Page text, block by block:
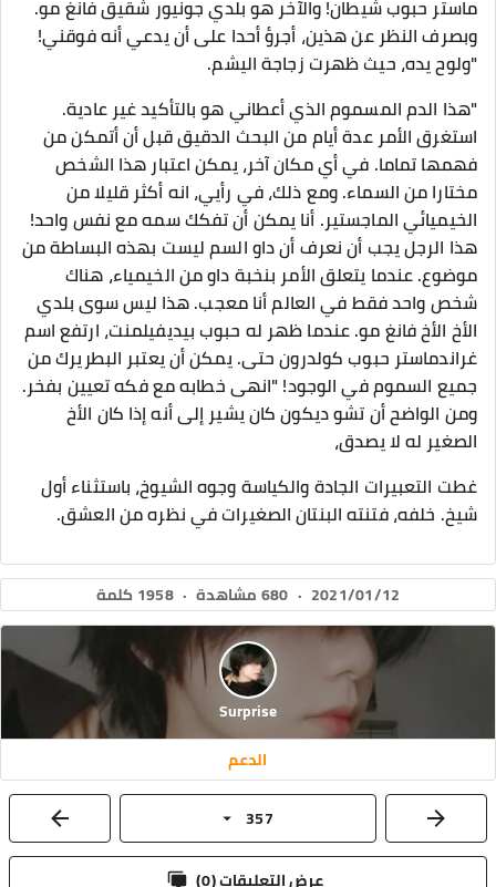
ماستر حبوب شيطان! والآخر هو بلدي جونيور شقيق فانغ مو.
وبصرف النظر عن هذين، أجرؤ أحدا على أن يدعي أنه فوقني!
"ولوح يده، حيث ظهرت زجاجة اليشم.
"هذا الدم المسموم الذي أعطاني هو بالتأكيد غير عادية.
استغرق الأمر عدة أيام من البحث الدقيق قبل أن أتمكن من
فهمها تماما. في أي مكان آخر، يمكن اعتبار هذا الشخص
مختارا من السماء. ومع ذلك، في رأيي، انه أكثر قليلا من
الخيميائي الماجستير. أنا يمكن أن تفكك سمه مع نفس واحد!
هذا الرجل يجب أن نعرف أن داو السم ليست بهذه البساطة من
موضوع. عندما يتعلق الأمر بنخبة داو من الخيمياء، هناك
شخص واحد فقط في العالم أنا معجب. هذا ليس سوى بلدي
الأخ الأخ فانغ مو. عندما ظهر له حبوب بيديفيلمنت، ارتفع اسم
غراندماستر حبوب كولدرون حتى. يمكن أن يعتبر البطريرك من
جميع السموم في الوجود! "انهى خطابه مع فكه تعيين بفخر.
ومن الواضح أن تشو ديكون كان يشير إلى أنه إذا كان الأخ
الصغير له لا يصدق،
غطت التعبيرات الجادة والكياسة وجوه الشيوخ، باستثناء أول
شيخ. خلفه، فتنته البنتان الصغيرات في نظره من العشق.
2021/01/12
· 680 مشاهدة · 1958 كلمة
Surprise
الدعم
357
عرض التعليقات ( 0
)